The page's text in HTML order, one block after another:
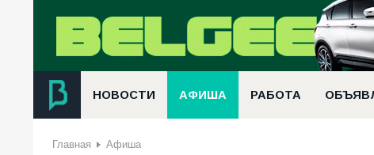
НОВОСТИ АФИША РАБОТА
Главная Афиша